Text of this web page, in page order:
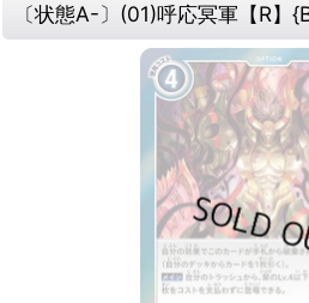
〔状態A-〕(01)呼応冥軍【R】